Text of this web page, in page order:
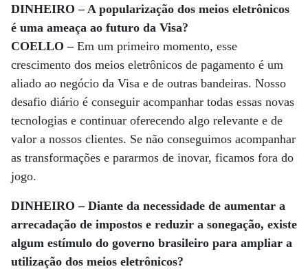
DINHEIRO – A popularização dos meios eletrônicos
é uma ameaça ao futuro da Visa?
COELLO – Em um primeiro momento, esse
crescimento dos meios eletrônicos de pagamento é um
aliado ao negócio da Visa e de outras bandeiras. Nosso
desafio diário é conseguir acompanhar todas essas novas
tecnologias e continuar oferecendo algo relevante e de
valor a nossos clientes. Se não conseguimos acompanhar
as transformações e pararmos de inovar, ficamos fora do
jogo.
DINHEIRO – Diante da necessidade de aumentar a
arrecadação de impostos e reduzir a sonegação, existe
algum estímulo do governo brasileiro para ampliar a
utilização dos meios eletrônicos?